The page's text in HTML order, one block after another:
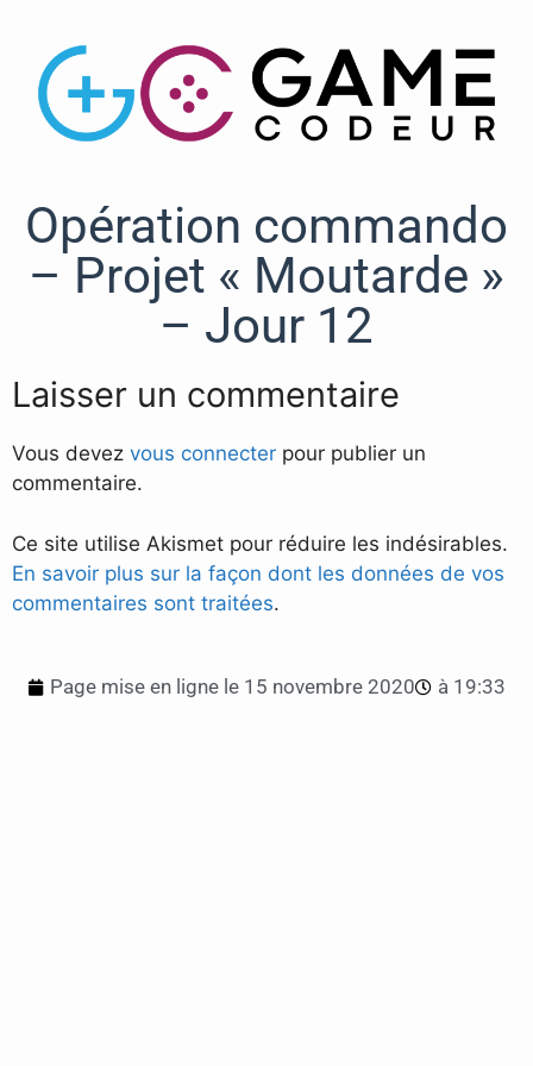
Opération commando
– Projet « Moutarde »
– Jour 12
Laisser un commentaire
Vous devez vous connecter pour publier un
commentaire.
Ce site utilise Akismet pour réduire les indésirables.
En savoir plus sur la façon dont les données de vos
commentaires sont traitées.
Page mise en ligne le 15 novembre 2020 à 19:33